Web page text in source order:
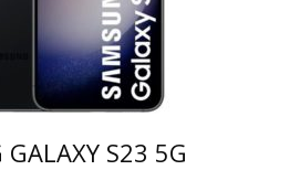
GALAXY S23 5G